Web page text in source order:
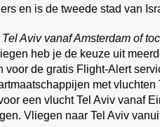
en is de tweede stad van
Aviv vanaf Amsterdam of
heb je de keuze uit
voor de gratis Flight-Alert
met
een vlucht Tel Aviv vanaf
Vliegen naar Tel Aviv